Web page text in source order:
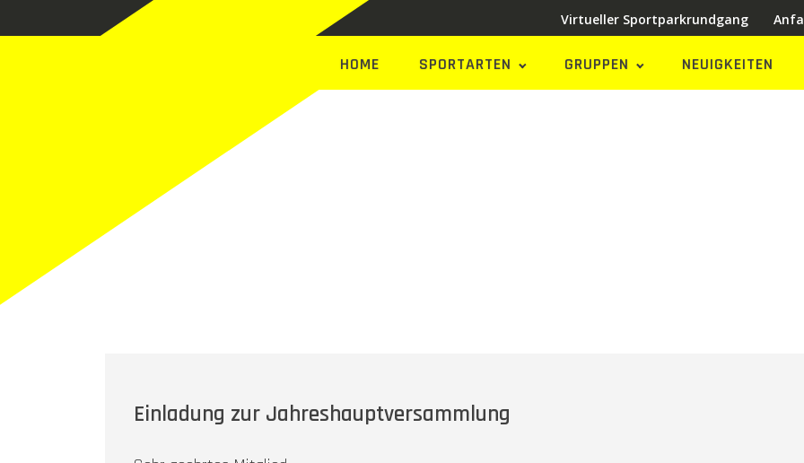
Virtueller Sportparkrundgang
HOME SPORTARTEN GRUPPEN NEUIGKEITEN
Einladung zur Jahreshauptversammlung